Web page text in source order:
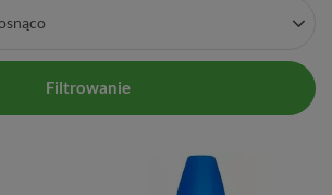
Filtrowanie